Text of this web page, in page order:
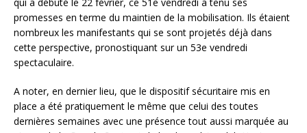
promesses en terme du maintien de la mobilisation. Ils étaient
nombreux les manifestants qui se sont projetés déjà dans
cette perspective, pronostiquant sur un 53e vendredi
spectaculaire.
A noter, en dernier lieu, que le dispositif sécuritaire mis en
place a été pratiquement le même que celui des toutes
dernières semaines avec une présence tout aussi marquée au